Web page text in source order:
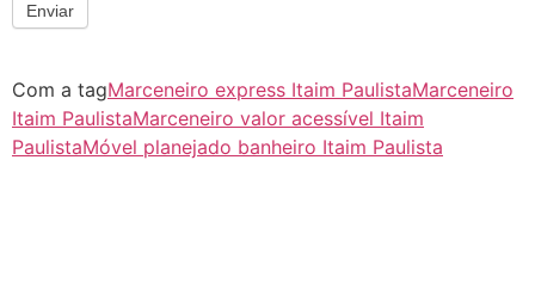
Enviar
Com a tagMarceneiro express Itaim PaulistaMarceneiro
Itaim PaulistaMarceneiro valor acessível Itaim
PaulistaMóvel planejado banheiro Itaim Paulista